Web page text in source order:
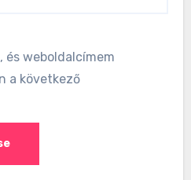
és weboldalcímem
a következő